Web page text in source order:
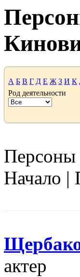
А Б В Г Д Е Ж З И К
Род деятельности
Персоны
Начало |
актер